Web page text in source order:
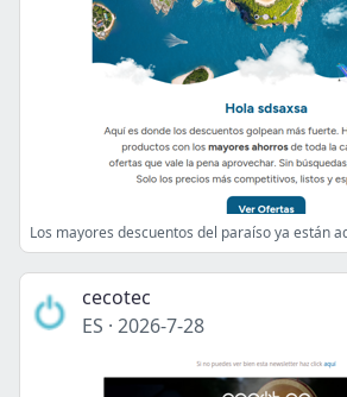
Los mayores descuentos del paraíso ya están
cecotec
ES · 2026-7-28